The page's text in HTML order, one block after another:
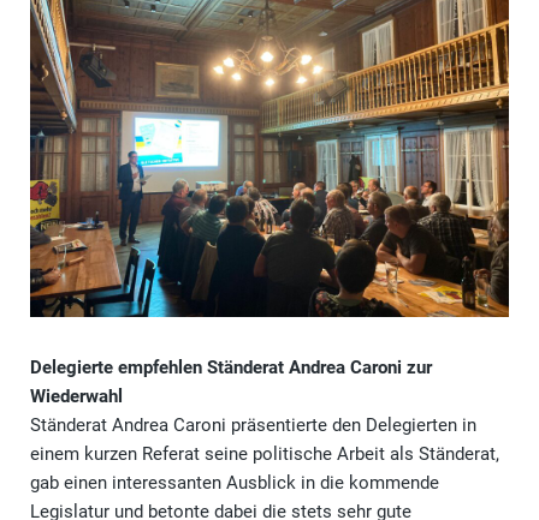
Delegierte empfehlen Ständerat Andrea Caroni zur
Wiederwahl
Ständerat Andrea Caroni präsentierte den Delegierten in
einem kurzen Referat seine politische Arbeit als Ständerat,
gab einen interessanten Ausblick in die kommende
Legislatur und betonte dabei die stets sehr gute